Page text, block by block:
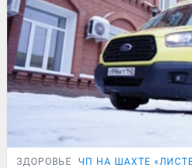
ЗДОРОВЬЕ ЧП НА ШАХТЕ